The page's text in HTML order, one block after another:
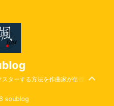
ターする方法を作曲家が伝授
soublog